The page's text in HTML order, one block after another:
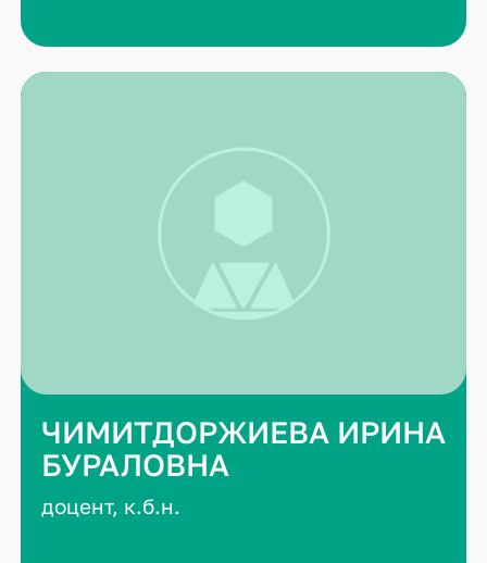
ЧИМИТДОРЖИЕВА ИРИНА
БУРАЛОВНА
доцент, к.б.н.